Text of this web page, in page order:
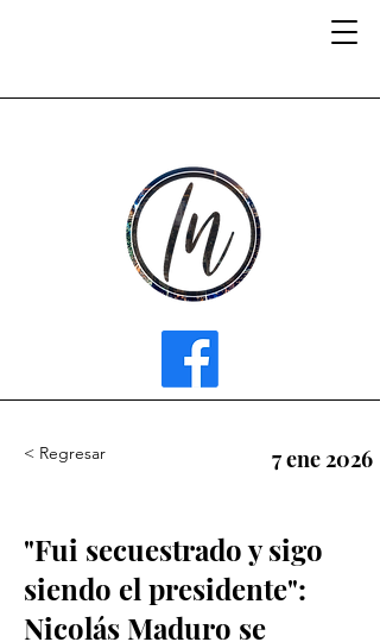
< Regresar 7 ene 2026
"Fui secuestrado y sigo
siendo el presidente":
Nicolás Maduro se